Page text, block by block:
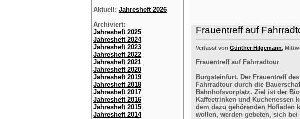
Aktuell: Jahresheft 2026
Archiviert:
Jahresheft 2025
Jahresheft 2024
Jahresheft 2023
Jahresheft 2022
Jahresheft 2021
Jahresheft 2020
Jahresheft 2019
Jahresheft 2018
Jahresheft 2017
Jahresheft 2016
Jahresheft 2015
Jahresheft 2014
Frauentreff auf
Verfasst von Günther Hilgemann,
Frauentreff auf Fahrradtour
Burgsteinfurt. Der Frauentreff
Fahrradtour durch die
Bahnhofsvorplatz. Ziel ist der
Kaffeetrinken und Kuchenessen
dem dazu gehörenden Hofladen
wollen, werden gebeten, sich bei